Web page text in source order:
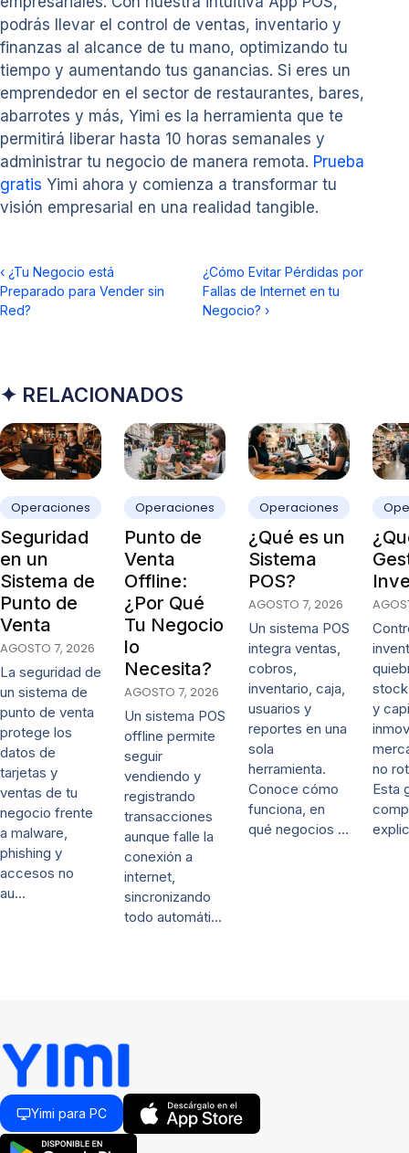
podrás llevar el control de ventas, inventario y
finanzas al alcance de tu mano, optimizando tu
tiempo y aumentando tus ganancias. Si eres un
emprendedor en el sector de restaurantes, bares,
abarrotes y más, Yimi es la herramienta que te
permitirá liberar hasta 10 horas semanales y
administrar tu negocio de manera remota. Prueba
gratis Yimi ahora y comienza a transformar tu
visión empresarial en una realidad tangible.
‹ ¿Tu Negocio está
Preparado para Vender sin
Red?
¿Cómo Evitar Pérdidas por
Fallas de Internet en tu
Negocio? ›
✦ RELACIONADOS
Operaciones
Seguridad
en un
Sistema de
Punto de
Venta
AGOSTO 7, 2026
La seguridad de
un sistema de
punto de venta
protege los
datos de
tarjetas y
ventas de tu
negocio frente
a malware,
phishing y
accesos no
au…
Operaciones
Punto de
Venta
Offline:
¿Por Qué
Tu Negocio
lo
Necesita?
AGOSTO 7, 2026
Un sistema POS
offline permite
seguir
vendiendo y
registrando
transacciones
aunque falle la
conexión a
internet,
sincronizando
todo automáti…
Operaciones
¿Qué es un
Sistema
POS?
AGOSTO 7, 2026
Un sistema POS
integra ventas,
cobros,
inventario, caja,
usuarios y
reportes en una
sola
herramienta.
Conoce cómo
funciona, en
qué negocios …
y
no
Esta
Yimi para PC